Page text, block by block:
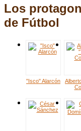
Los
de Fútbol
"Isco" Alarcón